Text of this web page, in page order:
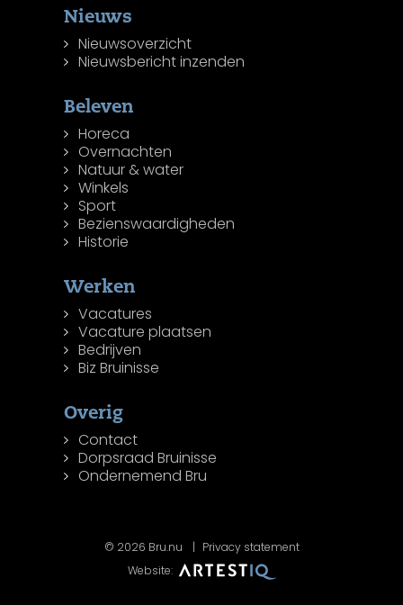
Nieuws
Nieuwsoverzicht
Nieuwsbericht inzenden
Beleven
Horeca
Overnachten
Natuur & water
Winkels
Sport
Bezienswaardigheden
Historie
Werken
Vacatures
Vacature plaatsen
Bedrijven
Biz Bruinisse
Overig
Contact
Dorpsraad Bruinisse
Ondernemend Bru
© 2026 Bru.nu
Privacy statement
Website: